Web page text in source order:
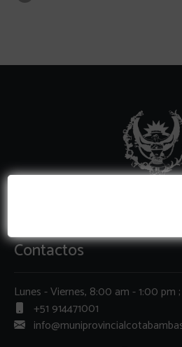
Contactos
Lunes - Viernes, 8:00 am - 1:00
+51 914471001